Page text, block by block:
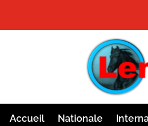
Accueil Nationale